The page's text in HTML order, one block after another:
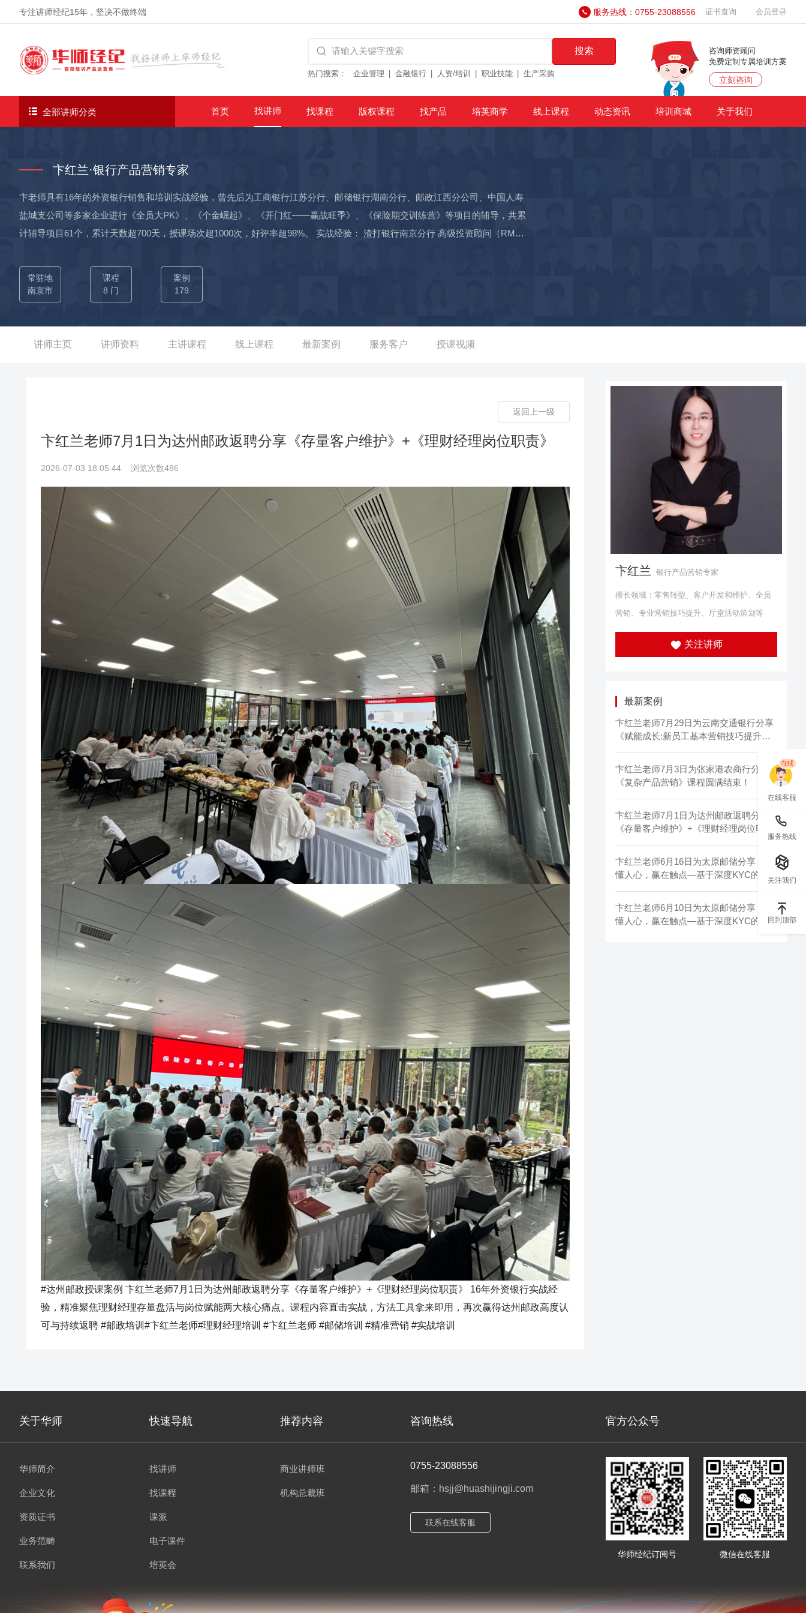
专注讲师经纪15年 ，坚决不做终端 服务热线：0755-23088556 证书查询 会员登录
搜索
热门搜索： 企业管理 金融银行 人资/培训 职业技能 生产采购
咨询师资顾问
免费定制专属培训方案
立刻咨询
全部讲师分类 首页 找讲师 找课程 版权课程 找产品 培英商学 线上课程 动态资讯 培训商城 关于我们
卞红兰·银行产品营销专家
卞老师具有16年的外资银行销售和培训实战经验，曾先后为工商银行江苏分行、邮储银行湖南分行、邮政江西分公司、中国人寿
盐城支公司等多家企业进行《全员大PK》、《个金崛起》、《开门红——赢战旺季》、《保险期交训练营》等项目的辅导，共累
计辅导项目61个，累计天数超700天，授课场次超1000次，好评率超98%。 实战经验： 渣打银行南京分行 高级投资顾问（RM）
拓”方案，助力客户金融资产迅速增长，达到超2亿的好成绩。 ——8个月个人新增资金约1.7亿：通过常规外拓和异业联盟，8个月
中个人新增资金约1.7亿，助力团队业绩同比增长150%，取得 “TOP团队”称号的好成绩。 ——基金类产品最大单销售近1500万：
通过标准化销售流程，为客户进行合理资产配置，吸收客户新资金，助力分行基金类产品最大单销售近1500万，终身寿险最大单
的分行，精准定位产品、精简产品话术、精确操作流程，助力保险业绩、银行产品业绩提升；部分结果如下： ——助力28个网
常驻地
南京市
课程
8 门
案例
179
讲师主页 讲师资料 主讲课程 线上课程 最新案例 服务客户 授课视频
返回上一级
卞红兰老师7月1日为达州邮政返聘分享《存量客户维护》+《理财经理岗位职责》
2026-07-03 18:05:44 浏览次数486
#达州邮政授课案例 卞红兰老师7月1日为达州邮政返聘分享《存量客户维护》+《理财经理岗位职责》 16年外资银行实战经
验，精准聚焦理财经理存量盘活与岗位赋能两大核心痛点。课程内容直击实战，方法工具拿来即用，再次赢得达州邮政高度认
可与持续返聘 #邮政培训#卞红兰老师#理财经理培训 #卞红兰老师 #邮储培训 #精准营销 #实战培训
卞红兰 银行产品营销专家
擅长领域：零售转型、客户开发和维护、全员
营销、专业营销技巧提升、厅堂活动策划等
关注讲师
最新案例
卞红兰老师7月29日为云南交通银行分享
《赋能成长:新员工基本营销技巧提升培
卞红兰老师7月3日为张家港农商行分享
《复杂产品营销》课程圆满结束！
卞红兰老师7月1日为达州邮政返聘分享
《存量客户维护》+《理财经理岗位职
卞红兰老师6月16日为太原邮储分享《读
懂人心，赢在触点—基于深度KYC的高
卞红兰老师6月10日为太原邮储分享《读
懂人心，赢在触点—基于深度KYC的高
关于华师 快速导航 推荐内容 咨询热线 官方公众号
华师简介
企业文化
资质证书
业务范畴
联系我们
找讲师
找课程
课派
电子课件
培英会
商业讲师班
机构总裁班
0755-23088556
邮箱：hsjj@huashijingji.com
联系在线客服
华师经纪订阅号 微信在线客服
在线客服
服务热线
关注我们
回到顶部